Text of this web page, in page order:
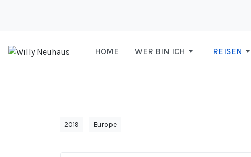
HOME WER BIN ICH REISEN
2019 Europe